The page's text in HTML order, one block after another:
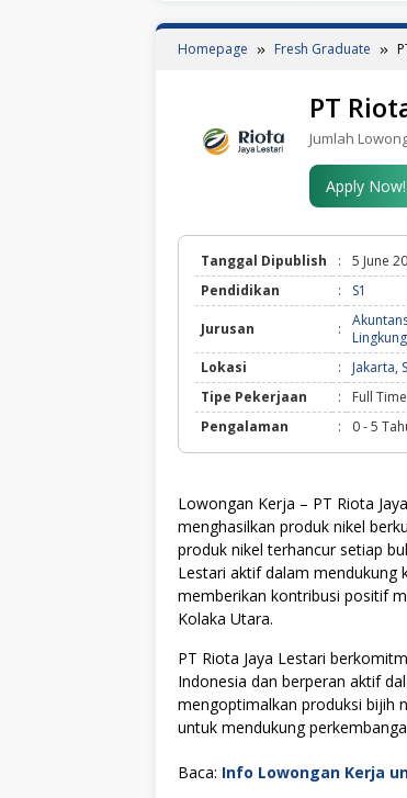
Homepage Fresh Graduate
PT
Jumlah
Apply Now!
Tanggal Dipublish :
5 June
Pendidikan
: S1
Jurusan :
Lokasi
: Jakarta,
Tipe Pekerjaan
:
Full Time
Pengalaman
: 0 - 5
Lowongan Kerja – PT Riota
menghasilkan produk nikel
produk nikel terhancur setiap
Lestari aktif dalam mendukung
memberikan kontribusi positif
Kolaka Utara.
PT Riota Jaya Lestari
Indonesia dan berperan aktif
mengoptimalkan produksi bijih
untuk mendukung
Baca: Info Lowongan Kerja